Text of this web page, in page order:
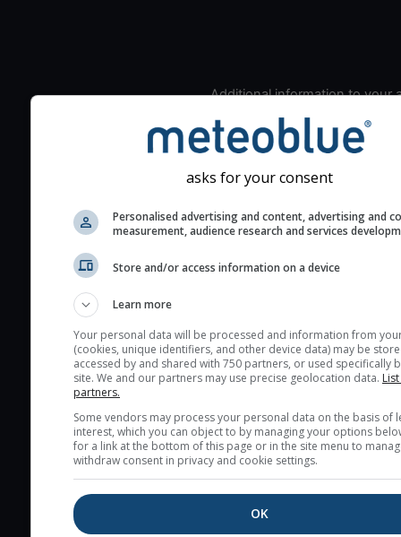
Additional information to your
Look for dark blue colors
the seeing indexes and
The estimated seeing
(excellent) seeing
layers in the atmosphere.
Cloud cover ranges from
very low clouds are not
here (see pictocast for
High jetstream speeds
Bad layers have a
asks for your consent
Personalised advertising and content, advertising and
measurement, audience research and services
Store and/or access information on a device
Learn more
Your personal data will be processed and information from
(cookies, unique identifiers, and other device data) may be
accessed by and shared with 750 partners, or used specifically
site. We and our partners may use precise geolocation data.
partners.
Some vendors may process your personal data on the basis of
interest, which you can object to by managing your options
for a link at the bottom of this page or in the site menu to
withdraw consent in privacy and cookie settings.
OK